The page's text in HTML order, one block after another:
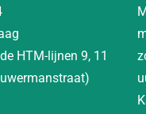
HTM-lijnen 9, 11